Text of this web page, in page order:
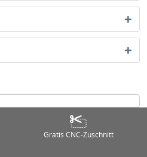
Gratis CNC-Zuschnitt